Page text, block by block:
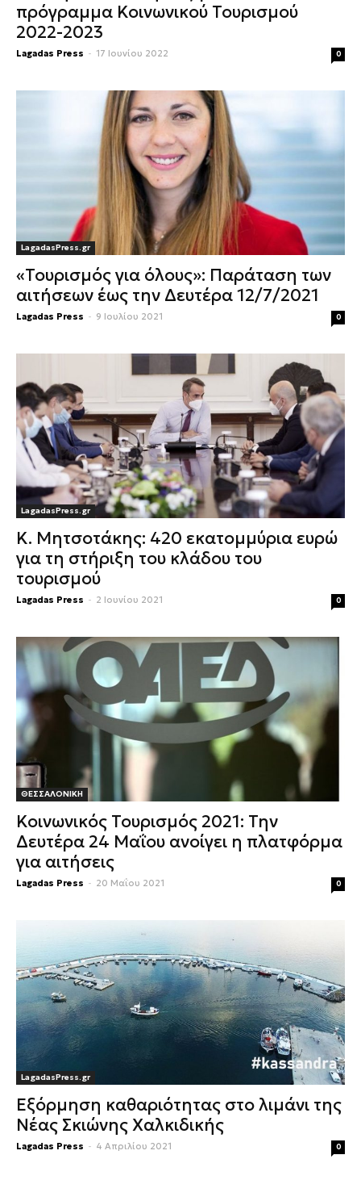
πρόγραμμα Κοινωνικού Τουρισμού
2022-2023
Lagadas Press - 17 Ιουνίου 2022 0
LagadasPress.gr
«Τουρισμός για όλους»: Παράταση των
αιτήσεων έως την Δευτέρα 12/7/2021
Lagadas Press - 9 Ιουλίου 2021 0
LagadasPress.gr
Κ. Μητσοτάκης: 420 εκατομμύρια ευρώ
για τη στήριξη του κλάδου του
τουρισμού
Lagadas Press - 2 Ιουνίου 2021 0
ΘΕΣΣΑΛΟΝΙΚΗ
Κοινωνικός Τουρισμός 2021: Την
Δευτέρα 24 Μαΐου ανοίγει η πλατφόρμα
για αιτήσεις
Lagadas Press - 20 Μαΐου 2021 0
LagadasPress.gr
Εξόρμηση καθαριότητας στο λιμάνι της
Νέας Σκιώνης Χαλκιδικής
Lagadas Press - 4 Απριλίου 2021 0